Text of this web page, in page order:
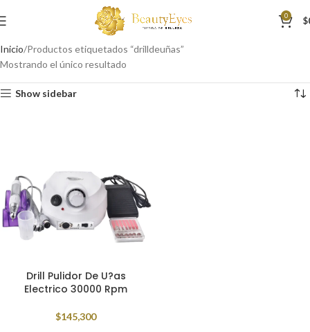
0 $
Inicio Productos etiquetados “drilldeuñas”
Mostrando el único resultado
Show sidebar
Drill Pulidor De U?as
Electrico 30000 Rpm
$145,300